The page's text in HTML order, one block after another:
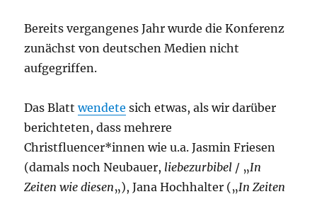
Bereits vergangenes Jahr wurde die Konferenz
zunächst von deutschen Medien nicht
aufgegriffen.
Das Blattwendete sich etwas, als wir darüber
berichteten, dass mehrere
Christfluencer*innen wie u.a. Jasmin Friesen
(damals noch Neubauer, liebezurbibel / „In
Zeiten wie diesen„), Jana Hochhalter („In Zeiten